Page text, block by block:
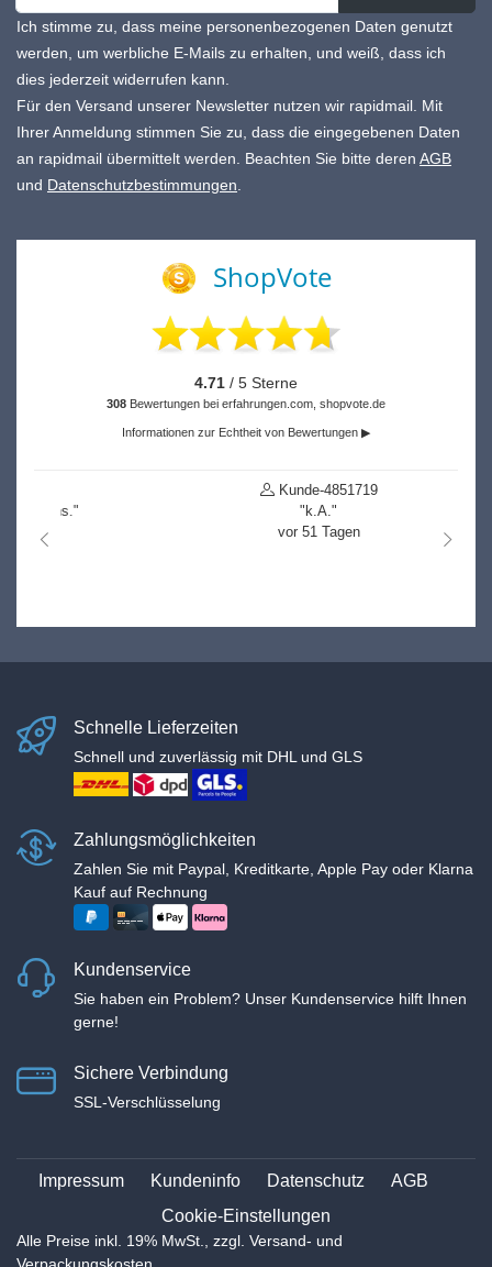
Ich stimme zu, dass meine personenbezogenen Daten genutzt
werden, um werbliche E-Mails zu erhalten, und weiß, dass ich
dies jederzeit widerrufen kann.
Für den Versand unserer Newsletter nutzen wir rapidmail. Mit
Ihrer Anmeldung stimmen Sie zu, dass die eingegebenen Daten
an rapidmail übermittelt werden. Beachten Sie bitte deren AGB
und Datenschutzbestimmungen.
ShopVote
4.71 / 5 Sterne
308 Bewertungen bei erfahrungen.com, shopvote.de
Informationen zur Echtheit von Bewertungen ▶
Kunde-4851719
vor 51 Tagen
nach links
nach
Schnelle Lieferzeiten
Schnell und zuverlässig mit DHL und GLS
Zahlungsmöglichkeiten
Zahlen Sie mit Paypal, Kreditkarte, Apple Pay oder Klarna
Kauf auf Rechnung
Kundenservice
Sie haben ein Problem? Unser Kundenservice hilft Ihnen
gerne!
Sichere Verbindung
SSL-Verschlüsselung
Impressum Kundeninfo Datenschutz
AGB
Cookie-Einstellungen
Alle Preise inkl. 19% MwSt., zzgl. Versand- und